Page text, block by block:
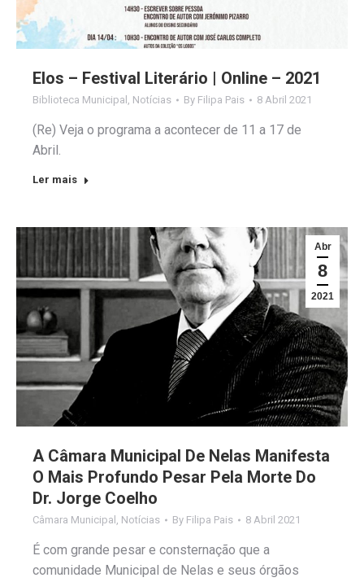
Elos – Festival Literário | Online – 2021
Biblioteca Municipal , Notícias By Filipa Pais 8 Abril 2021
(Re) Veja o programa a acontecer de 11 a 17 de
Abril.
Ler mais
Abr
8
2021
A Câmara Municipal De Nelas Manifesta
O Mais Profundo Pesar Pela Morte Do
Dr. Jorge Coelho
Câmara Municipal Notícias By Filipa Pais 8 Abril 2021
É com grande pesar e consternação que a
comunidade Municipal de Nelas e seus órgãos